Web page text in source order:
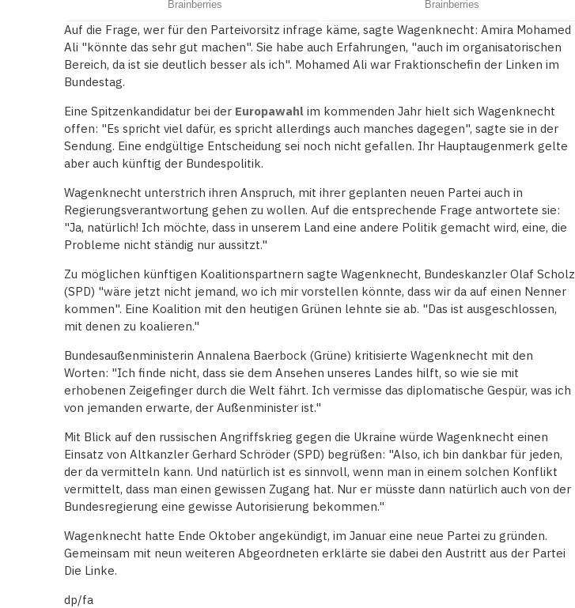
Auf die Frage, wer für den Parteivorsitz infrage käme, sagte Wagenknecht: Amira Mohamed
Ali "könnte das sehr gut machen". Sie habe auch Erfahrungen, "auch im organisatorischen
Bereich, da ist sie deutlich besser als ich". Mohamed Ali war Fraktionschefin der Linken im
Bundestag.
Eine Spitzenkandidatur bei der Europawahl im kommenden Jahr hielt sich Wagenknecht
offen: "Es spricht viel dafür, es spricht allerdings auch manches dagegen", sagte sie in der
Sendung. Eine endgültige Entscheidung sei noch nicht gefallen. Ihr Hauptaugenmerk gelte
aber auch künftig der Bundespolitik.
Wagenknecht unterstrich ihren Anspruch, mit ihrer geplanten neuen Partei auch in
Regierungsverantwortung gehen zu wollen. Auf die entsprechende Frage antwortete sie:
"Ja, natürlich! Ich möchte, dass in unserem Land eine andere Politik gemacht wird, eine, die
Probleme nicht ständig nur aussitzt."
Zu möglichen künftigen Koalitionspartnern sagte Wagenknecht, Bundeskanzler Olaf Scholz
(SPD) "wäre jetzt nicht jemand, wo ich mir vorstellen könnte, dass wir da auf einen Nenner
kommen". Eine Koalition mit den heutigen Grünen lehnte sie ab. "Das ist ausgeschlossen,
mit denen zu koalieren."
Bundesaußenministerin Annalena Baerbock (Grüne) kritisierte Wagenknecht mit den
Worten: "Ich finde nicht, dass sie dem Ansehen unseres Landes hilft, so wie sie mit
erhobenen Zeigefinger durch die Welt fährt. Ich vermisse das diplomatische Gespür, was ich
von jemanden erwarte, der Außenminister ist."
Mit Blick auf den russischen Angriffskrieg gegen die Ukraine würde Wagenknecht einen
Einsatz von Altkanzler Gerhard Schröder (SPD) begrüßen: "Also, ich bin dankbar für jeden,
der da vermitteln kann. Und natürlich ist es sinnvoll, wenn man in einem solchen Konflikt
vermittelt, dass man einen gewissen Zugang hat. Nur er müsste dann natürlich auch von der
Bundesregierung eine gewisse Autorisierung bekommen."
Wagenknecht hatte Ende Oktober angekündigt, im Januar eine neue Partei zu gründen.
Gemeinsam mit neun weiteren Abgeordneten erklärte sie dabei den Austritt aus der Partei
Die Linke.
dp/fa